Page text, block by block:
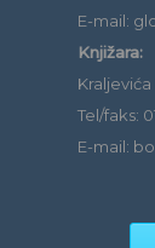
E-mail:
Knjižara:
Tel/faks:
E-mail: